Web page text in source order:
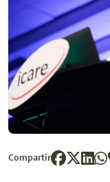
Compartir